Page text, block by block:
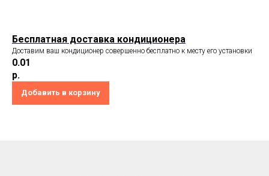
Бесплатная доставка кондиционера
Доставим ваш кондиционер совершенно бесплатно к месту его установки
0.01
р.
Добавить в корзину